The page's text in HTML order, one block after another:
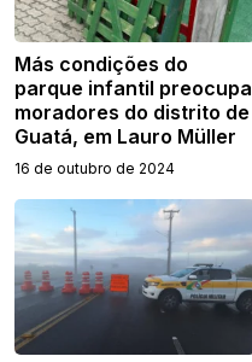
Más condições do
parque infantil preocupa
moradores do distrito de
Guatá, em Lauro Müller
16 de outubro de 2024